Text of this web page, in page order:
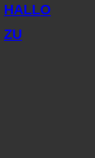
HALLO
ZU